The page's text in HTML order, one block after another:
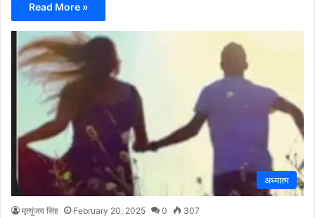
Read More »
अध्यात्म
मृत्युंजय सिंह February 20, 2025 0 307